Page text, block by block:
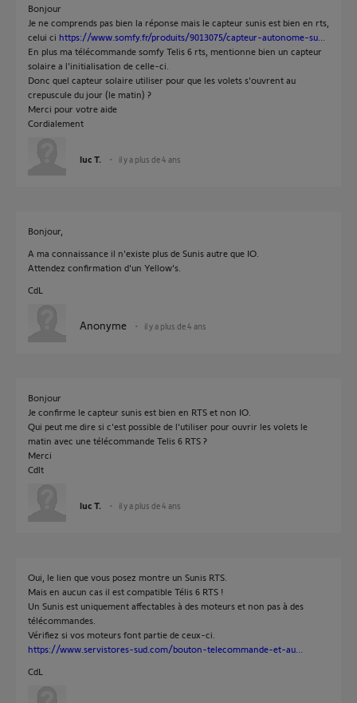
Bonjour
Je ne comprends pas bien la réponse mais le capteur sunis est bien en rts,
celui ci https://www.somfy.fr/produits/9013075/capteur-autonome-su...
En plus ma télécommande somfy Telis 6 rts, mentionne bien un capteur
solaire a l'initialisation de celle-ci.
Donc quel capteur solaire utiliser pour que les volets s'ouvrent au
crepuscule du jour (le matin) ?
Merci pour votre aide
Cordialement
luc T. il y a plus de 4 ans
Bonjour,
A ma connaissance il n'existe plus de Sunis autre que IO.
Attendez confirmation d'un Yellow's.
CdL
Anonyme il y a plus de 4 ans
Bonjour
Je confirme le capteur sunis est bien en RTS et non IO.
Qui peut me dire si c'est possible de l'utiliser pour ouvrir les volets le
matin avec une télécommande Telis 6 RTS ?
Merci
Cdlt
luc T. il y a plus de 4 ans
Oui, le lien que vous posez montre un Sunis RTS.
Mais en aucun cas il est compatible Télis 6 RTS !
Un Sunis est uniquement affectables à des moteurs et non pas à des
télécommandes.
Vérifiez si vos moteurs font partie de ceux-ci.
https://www.servistores-sud.com/bouton-telecommande-et-au...
CdL